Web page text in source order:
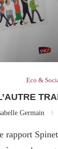
Eco &
Germain
rapport